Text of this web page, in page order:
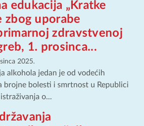
edukacija „Kratke
zbog uporabe
zdravstvenoj
1. prosinca...
2025.
alkohola jedan je od vodećih
brojne bolesti i smrtnost u Republici
o...